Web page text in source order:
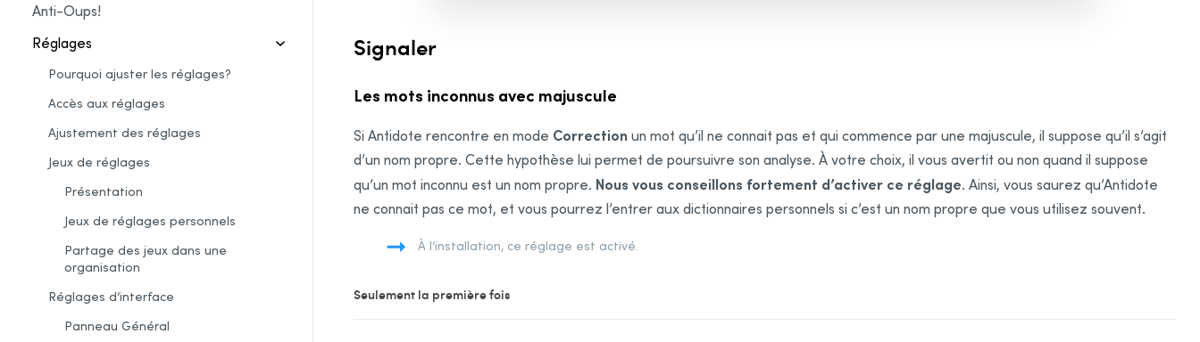
Anti-Oups!
Réglages
Pourquoi ajuster les réglages?
Accès aux réglages
Ajustement des réglages
Jeux de réglages
Présentation
Jeux de réglages personnels
Partage des jeux dans une
organisation
Réglages d’interface
Panneau Général
Signaler
Les mots inconnus avec majuscule
Si Antidote rencontre en mode Correction un mot qu’il ne connait pas et qui commence par une majuscule, il suppose qu’il s’agit
d’un nom propre. Cette hypothèse lui permet de poursuivre son analyse. À votre choix, il vous avertit ou non quand il suppose
qu’un mot inconnu est un nom propre. Nous vous conseillons fortement d’activer ce réglage. Ainsi, vous saurez qu’Antidote
ne connait pas ce mot, et vous pourrez l’entrer aux dictionnaires personnels si c’est un nom propre que vous utilisez souvent.
À l’installation, ce réglage est activé.
Seulement la première fois